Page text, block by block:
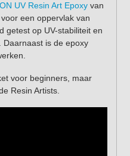
UV Resin Art Epoxyvan
een oppervlak van
getest op UV-stabiliteit en
Daarnaast is de epoxy
voor beginners, maar
Resin Artists.